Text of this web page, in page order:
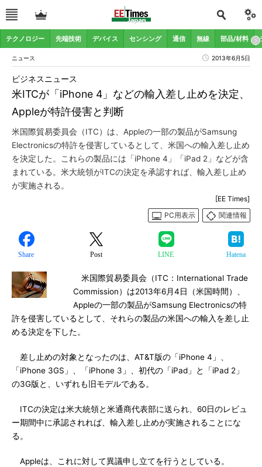
テクノロジー 先端技術 デバイス センシング 通信 無線 部品/材料
ニュース 2013年6月5日
米ITCが「iPhone 4」などの輸入差し止めを決定、
Appleが特許侵害と判断
ビジネスニュース
米国際貿易委員会（ITC）は、Appleの一部の製品がSamsung
Electronicsの特許を侵害しているとして、米国への輸入差し止め
を決定した。これらの製品には「iPhone 4」「iPad 2」などが含
まれている。米大統領がITCの決定を承認すれば、輸入差し止め
が実施される。
[EE Times]
PC用表示
関連情報
Share Post LINE Hatena
米国際貿易委員会（ITC：International Trade
Commission）は2013年6月4日（米国時間）、
Appleの一部の製品がSamsung Electronicsの特
許を侵害しているとして、それらの製品の米国への輸入を差し止
める決定を下した。
差し止めの対象となったのは、AT&T版の「iPhone 4」、
「iPhone 3GS」、「iPhone 3」、初代の「iPad」と「iPad 2」
の3G版と、いずれも旧モデルである。
ITCの決定は米大統領と米通商代表部に送られ、60日のレビュ
ー期間中に承認されれば、輸入差し止めが実施されることにな
る。
Appleは、これに対して異議申し立てを行うとしている。